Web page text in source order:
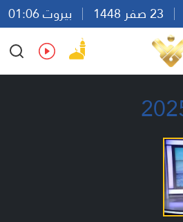
بيروت 01:06
Ar
En Fr Es